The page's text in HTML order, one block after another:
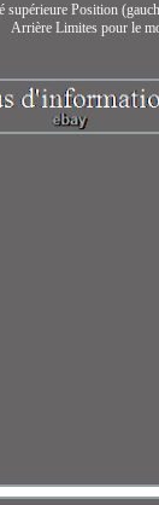
Position
Arrière Limites pour le